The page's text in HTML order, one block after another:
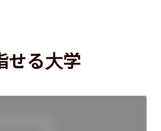
せる大学